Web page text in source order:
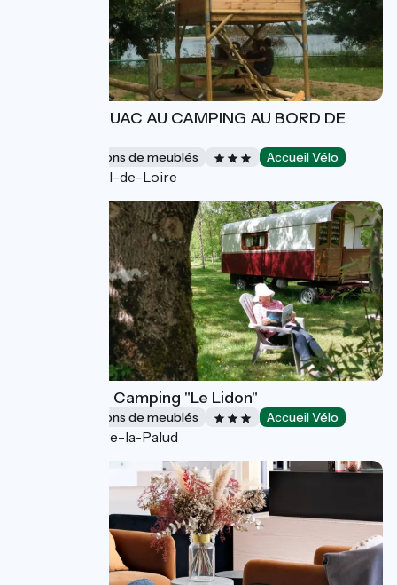
ANJOU BIVOUAC AU CAMPING AU BORD DE
Gîtes et locations de meublés Accueil Vélo
Gennes-Val-de-Loire
La Roulotte - Camping "Le Lidon"
Gîtes et locations de meublés Accueil Vélo
Saint-Hilaire-la-Palud